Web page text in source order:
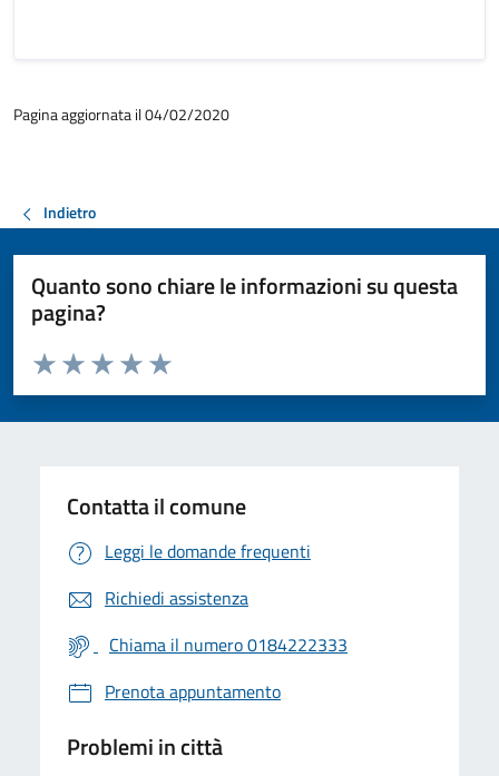
Pagina aggiornata il 04/02/2020
Indietro
Quanto sono chiare le informazioni su questa
pagina?
Valuta da 1 a 5 stelle la pagina
Valuta 5 stelle su 5
Valuta 4 stelle su 5
Valuta 3 stelle su 5
Valuta 2 stelle su 5
Valuta 1 stelle su 5
Contatta il comune
Leggi le domande frequenti
Richiedi assistenza
Chiama il numero 0184222333
Prenota appuntamento
Problemi in città